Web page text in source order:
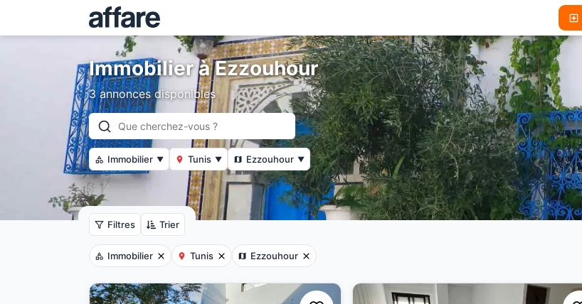
Immobilier à Ezzouhour
3 annonces disponibles
Immobilier ▼ Tunis ▼ Ezzouhour ▼
Filtres Trier
Immobilier Tunis Ezzouhour